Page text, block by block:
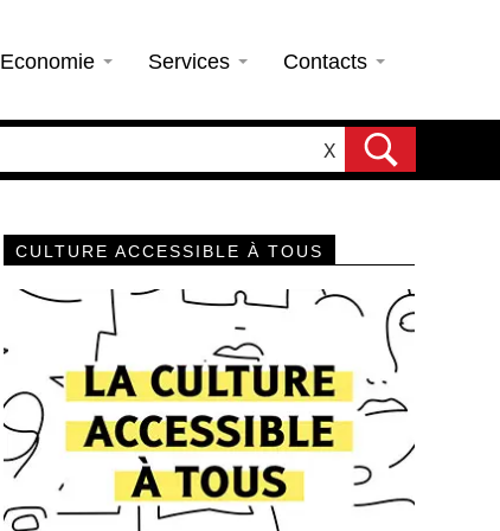
Economie Services Contacts
X
CULTURE ACCESSIBLE À TOUS